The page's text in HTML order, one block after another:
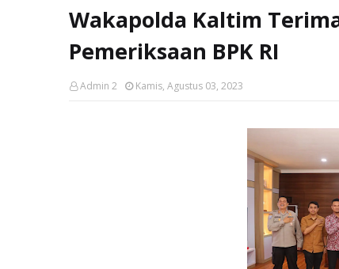
Wakapolda Kaltim
Pemeriksaan BPK RI
Admin 2 Kamis, Agustus 03, 2023